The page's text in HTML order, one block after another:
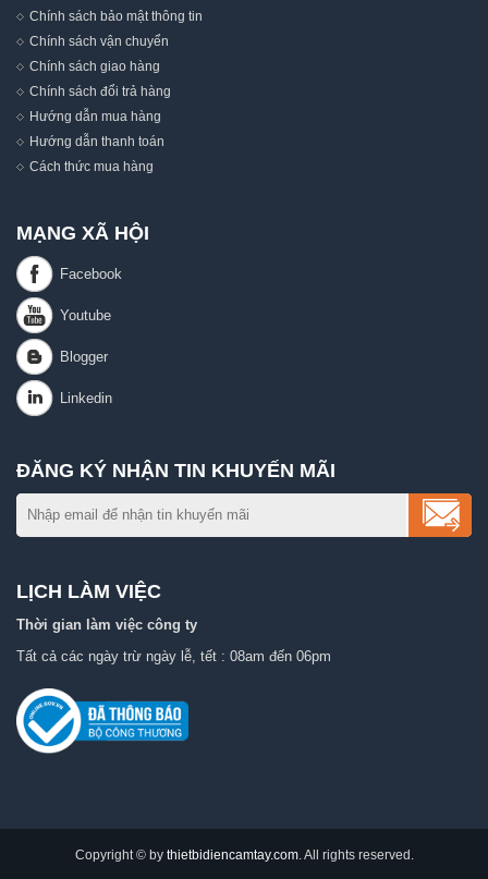
Chính sách bảo mật thông tin
Chính sách vận chuyển
Chính sách giao hàng
Chính sách đổi trả hàng
Hướng dẫn mua hàng
Hướng dẫn thanh toán
Cách thức mua hàng
MẠNG XÃ HỘI
ĐĂNG KÝ NHẬN TIN KHUYẾN MÃI
LỊCH LÀM VIỆC
Thời gian làm việc công ty
Tất cả các ngày trừ ngày lễ, tết : 08am đến 06pm
Copyright © by thietbidiencamtay.com. All rights reserved.